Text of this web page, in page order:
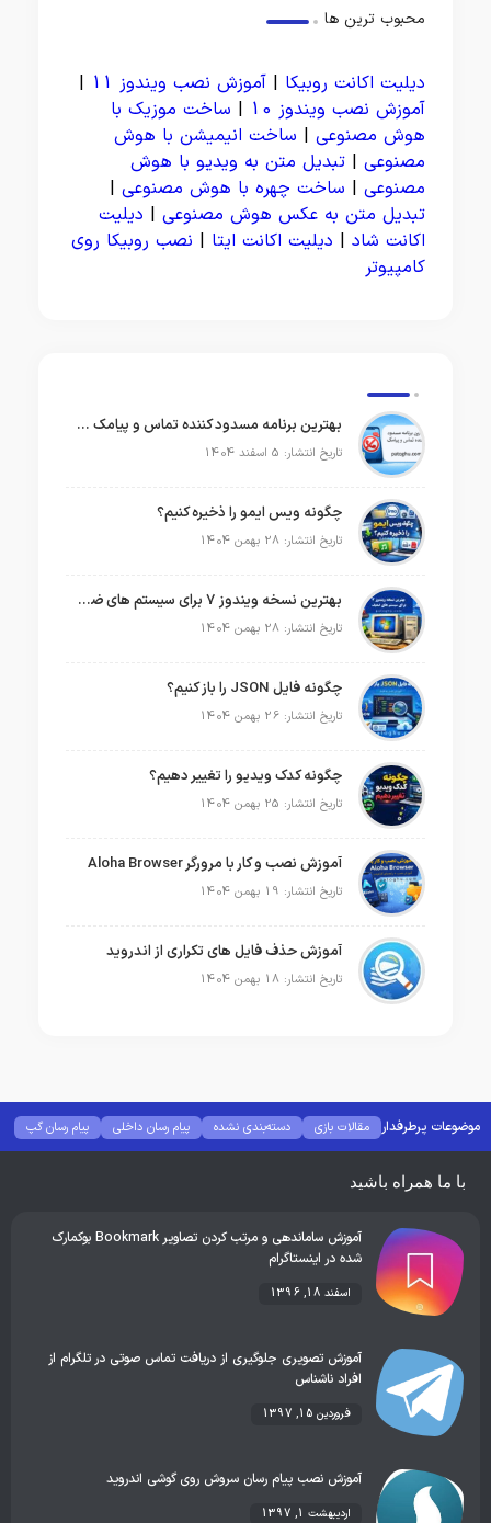
محبوب ترین ها
دیلیت اکانت روبیکا | آموزش نصب ویندوز 11
|
آموزش نصب ویندوز 10
| ساخت موزیک با
هوش مصنوعی | ساخت انیمیشن با هوش
مصنوعی | تبدیل متن به ویدیو با هوش
مصنوعی | ساخت چهره با هوش مصنوعی |
تبدیل متن به عکس هوش مصنوعی | دیلیت
اکانت شاد | دیلیت اکانت ایتا | نصب روبیکا روی
کامپیوتر
بهترین برنامه مسدود کننده تماس و پیامک در سال 2026
تاریخ انتشار: 5 اسفند 1404
چگونه ویس ایمو را ذخیره کنیم؟
تاریخ انتشار: 28 بهمن 1404
بهترین نسخه ویندوز 7 برای سیستم های ضعیف
تاریخ انتشار: 28 بهمن 1404
چگونه فایل JSON را باز کنیم؟
تاریخ انتشار: 26 بهمن 1404
چگونه کدک ویدیو را تغییر دهیم؟
تاریخ انتشار: 25 بهمن 1404
آموزش نصب و کار با مرورگر Aloha Browser
تاریخ انتشار: 19 بهمن 1404
آموزش حذف فایل های تکراری از اندروید
تاریخ انتشار: 18 بهمن 1404
موضوعات پرطرفدار مقالات بازی دسته‌بندی نشده پیام رسان داخلی
پیام رسان گپ
بهترین گجت ها
هوش مصنوعی
رفع خطا و ارور
با ما همراه باشید
آموزش ساماندهی و مرتب کردن تصاویر Bookmark بوکمارک
شده در اینستاگرام
اسفند 18, 1396
آموزش تصویری جلوگیری از دریافت تماس صوتی در تلگرام از
افراد ناشناس
فروردین 15, 1397
آموزش نصب پیام رسان سروش روی گوشی اندروید
اردیبهشت 1, 1397